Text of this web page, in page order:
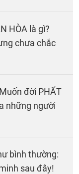
HÒA là gì?
chưa chắc
đời PHẤT
những người
bình thường:
sau đây!